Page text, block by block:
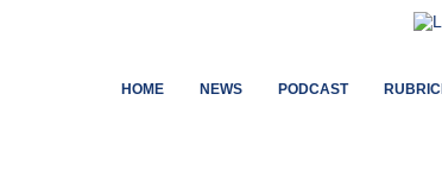
HOME NEWS PODCAST